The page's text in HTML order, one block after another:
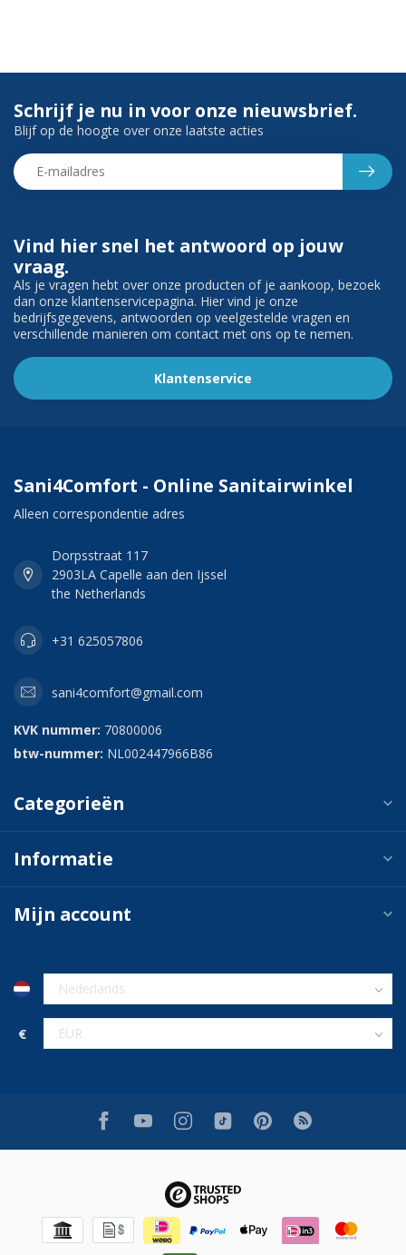
Vind hier snel het antwoord op jouw
vraag.
Als je vragen hebt over onze producten of je aankoop, bezoek
dan onze klantenservicepagina. Hier vind je onze
bedrijfsgegevens, antwoorden op veelgestelde vragen en
verschillende manieren om contact met ons op te nemen.
Klantenservice
Schrijf je nu in voor onze nieuwsbrief.
Blijf op de hoogte over onze laatste acties
Sani4Comfort - Online Sanitairwinkel
Alleen correspondentie adres
Dorpsstraat 117
2903LA Capelle aan den Ijssel
the Netherlands
+31 625057806
sani4comfort@gmail.com
KVK nummer: 70800006
btw-nummer: NL002447966B86
Categorieën
Informatie
Mijn account
€